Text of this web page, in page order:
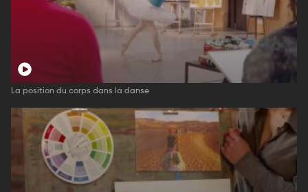
La position du corps dans la danse